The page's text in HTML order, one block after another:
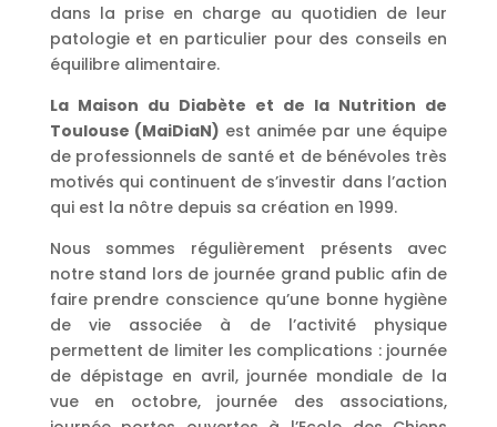
dans la prise en charge au quotidien de leur
patologie et en particulier pour des conseils en
équilibre alimentaire.
La Maison du Diabète et de la Nutrition de
Toulouse (MaiDiaN) est animée par une équipe
de professionnels de santé et de bénévoles très
motivés qui continuent de s’investir dans l’action
qui est la nôtre depuis sa création en 1999.
Nous sommes régulièrement présents avec
notre stand lors de journée grand public afin de
faire prendre conscience qu’une bonne hygiène
de vie associée à de l’activité physique
permettent de limiter les complications : journée
de dépistage en avril, journée mondiale de la
vue en octobre, journée des associations,